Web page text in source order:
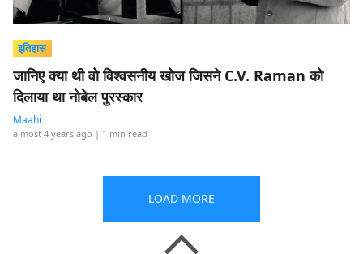
इतिहास
जानिए क्या थी वो विश्वसनीय खोज जिसने C.V. Raman को
दिलाया था नोबेल पुरस्कार
Maahi
almost 4 years ago | 1 min read
LOAD MORE